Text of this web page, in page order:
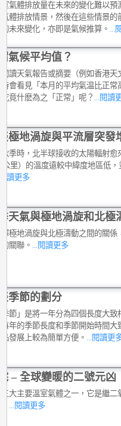
氣體排放量在未來的變化難以
體排放情景，然後在這些情景
未來變化，亦即是氣候推算。 ...
氣候平均值？
讀天氣報告或摘要（例如香港天
會看見「本月的平均氣温比正
竟什麽為之「正常」呢？
...閱讀
極地渦旋與平流層突發
季時，北半球接收的太陽輻射
公里）的溫度遠較中緯度地區低
讀更多
天氣與極地渦旋和北極
極地渦旋與北極濤動之間的關
關聯。 ...閱讀更多
季節的劃分
節」是將一年分為四個長度大
年的季節長度和季節開始時間
發展上較為簡單方便。
...閱讀更
– 全球變暖的二號元凶
大主要溫室氣體之一，它是繼
...閱讀更多